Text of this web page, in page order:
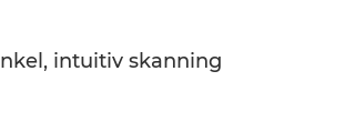
intuitiv skanning